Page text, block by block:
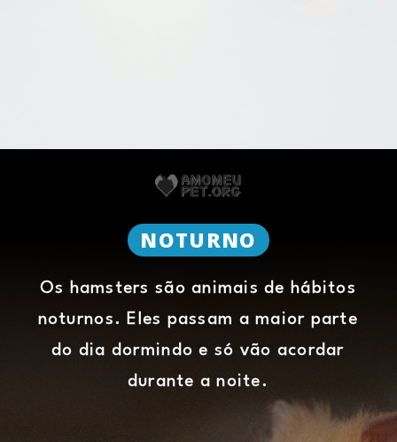
Os hamsters são animais de hábitos
noturnos. Eles passam a maior parte
do dia dormindo e só vão acordar
durante a noite.
NOTURNO